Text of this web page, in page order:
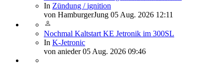
In Zündung / ignition
von HamburgerJung 05 Aug. 2026 12:11
Nochmal Kaltstart KE Jetronik im 300SL
In K-Jetronic
von anieder 05 Aug. 2026 09:46